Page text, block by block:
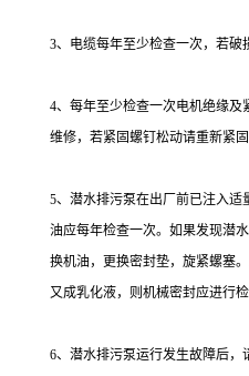
3、电缆每年至少检查一次，若破
4、每年至少检查一次电机绝缘
维修，若紧固螺钉松动请重新
5、潜水排污泵在出厂前已注入
油应每年检查一次。如果发现潜
换机油，更换密封垫，旋紧螺塞
又成乳化液，则机械密封应进
6、潜水排污泵运行发生故障后